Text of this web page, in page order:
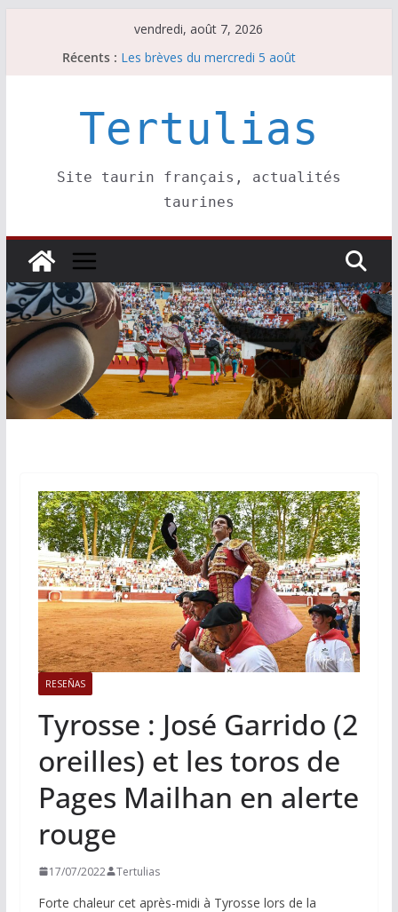
vendredi, août 7, 2026
Récents :
Les brèves du jeudi 6 août
Les brèves du mercredi 5 août
Escalafón 2026 – novilleros –
Tertulias
Site taurin français, actualités
taurines
RESEÑAS
Tyrosse : José Garrido (2
oreilles) et les toros de
Pages Mailhan en alerte
rouge
17/07/2022 Tertulias
Forte chaleur cet après-midi à Tyrosse lors de la